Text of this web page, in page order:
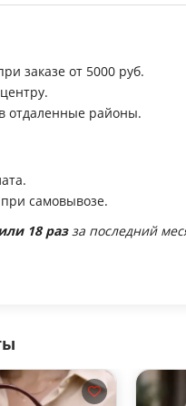
заказе от 5000 руб.
отдаленные районы.
самовывозе.
18 разза последний